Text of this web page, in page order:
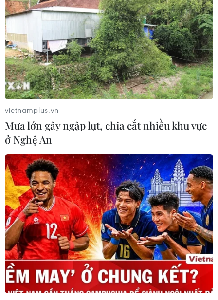
vietnamplus.vn
Mưa lớn gây ngập lụt, chia cắt nhiều khu vực
ở Nghệ An